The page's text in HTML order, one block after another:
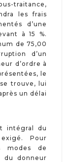
traitance,
les frais
d’une
à 15 %.
de 75,00
d’un
d’ordre à
le
trouve, lui
un délai
intégral du
Pour
modes de
du donneur